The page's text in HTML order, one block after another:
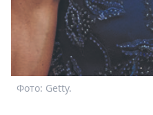
Фото: Getty.